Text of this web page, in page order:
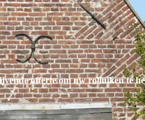
offerte om uw rolluiken te